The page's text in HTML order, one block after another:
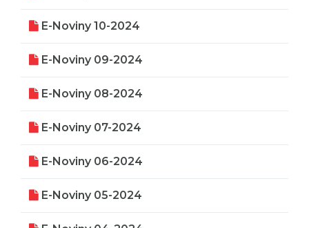
E-Noviny 10-2024
E-Noviny 09-2024
E-Noviny 08-2024
E-Noviny 07-2024
E-Noviny 06-2024
E-Noviny 05-2024